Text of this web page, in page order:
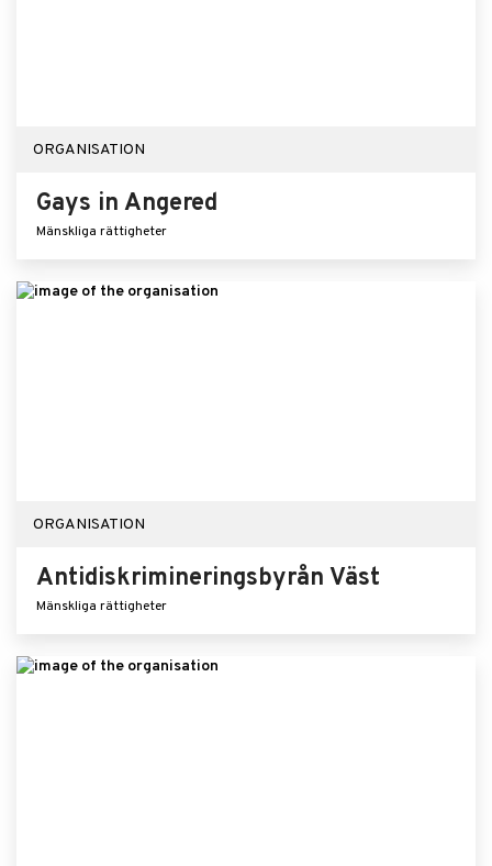
ORGANISATION
Gays in Angered
Mänskliga rättigheter
ORGANISATION
Antidiskrimineringsbyrån Väst
Mänskliga rättigheter